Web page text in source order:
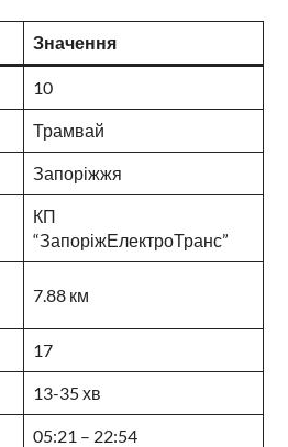
Значення
10
Трамвай
Запоріжжя
КП
“ЗапоріжЕлектроТранс”
7.88 км
17
13-35 хв
05:21 – 22:54